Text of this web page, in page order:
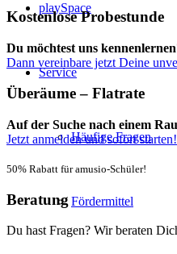
playSpace
Service
Häufige Fragen
Fördermittel
Kostenlose Probestunde
Du möchtest uns
Dann vereinbare jetzt Deine
Überäume – Flatrate
Auf der Suche nach einem
Jetzt anmelden und sofort starten!
50% Rabatt für amusio-Schüler!
Beratung
Du hast Fragen? Wir beraten